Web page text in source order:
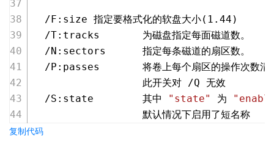
  /F:size 指定要格式化的软盘大小(
1.44 )
  /T:tracks       为磁盘指定每面磁道数。
  /N:sectors      指定每条磁道的扇区数。
/P:passes       将卷上每个扇区的操作次数清
                  此开关对 /Q 无效
  /S:state        其中
"state" 为
                  默认情况下启用了短名称
复制代码